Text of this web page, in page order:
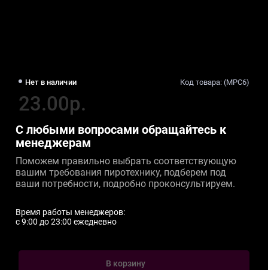
Нет в наличии Код товара: (MPC6)
23.00р.
С любыми вопросами обращайтесь к
менеджерам
Поможем правильно выбрать соответствующую
вашим требования пиротехнику, подберем под
ваши потребности, подробно проконсультируем.
Время работы менеджеров:
c 9:00 до 23:00 ежедневно
В корзину